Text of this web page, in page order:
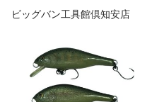
ビッグバン工具館倶知安店